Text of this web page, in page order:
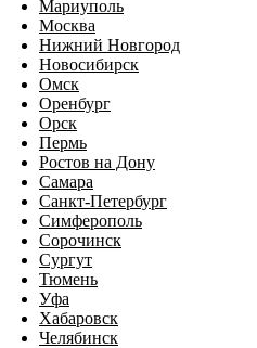
Мариуполь
Москва
Нижний Новгород
Новосибирск
Омск
Оренбург
Орск
Пермь
Ростов на Дону
Самара
Санкт-Петербург
Симферополь
Сорочинск
Сургут
Тюмень
Уфа
Хабаровск
Челябинск